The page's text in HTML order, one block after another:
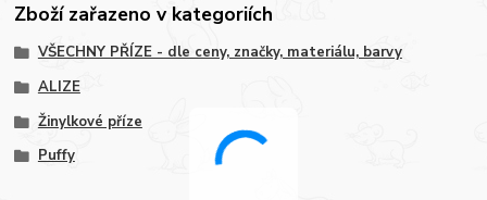
Zboží zařazeno v kategoriích
VŠECHNY PŘÍZE - dle ceny, značky, materiálu, barvy
ALIZE
Žinylkové příze
Puffy